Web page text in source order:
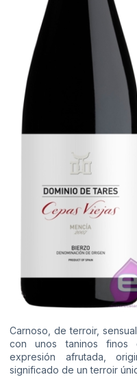
Carnoso, de terroir,
con unos taninos finos
expresión afrutada,
significado de un terroir